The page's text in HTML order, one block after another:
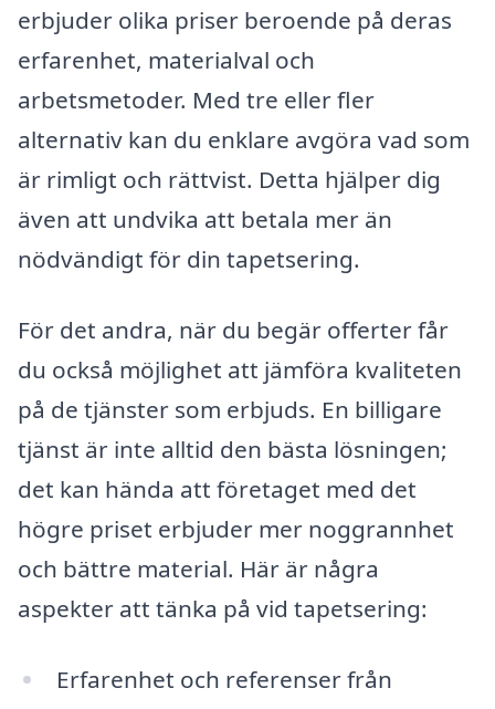
erbjuder olika priser beroende på deras
erfarenhet, materialval och
arbetsmetoder. Med tre eller fler
alternativ kan du enklare avgöra vad som
är rimligt och rättvist. Detta hjälper dig
även att undvika att betala mer än
nödvändigt för din tapetsering.
För det andra, när du begär offerter får
du också möjlighet att jämföra kvaliteten
på de tjänster som erbjuds. En billigare
tjänst är inte alltid den bästa lösningen;
det kan hända att företaget med det
högre priset erbjuder mer noggrannhet
och bättre material. Här är några
aspekter att tänka på vid tapetsering:
Erfarenhet och referenser från